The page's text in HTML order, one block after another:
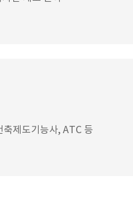
제도기능사, ATC 등